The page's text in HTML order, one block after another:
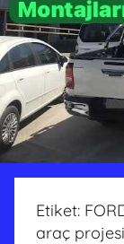
Etiket:
araç